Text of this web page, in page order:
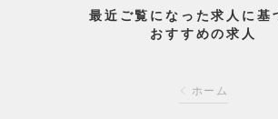
最近ご覧になった求人に基
おすすめの求人
ホーム